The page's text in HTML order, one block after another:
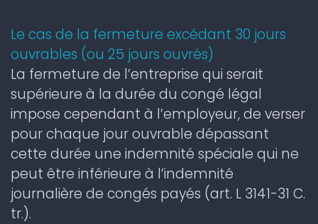
Le cas de la fermeture excédant 30 jours
ouvrables (ou 25 jours ouvrés)
La fermeture de l’entreprise qui serait
supérieure à la durée du congé légal
impose cependant à l’employeur, de verser
pour chaque jour ouvrable dépassant
cette durée une indemnité spéciale qui ne
peut être inférieure à l’indemnité
journalière de congés payés (art. L 3141-31 C.
tr.).